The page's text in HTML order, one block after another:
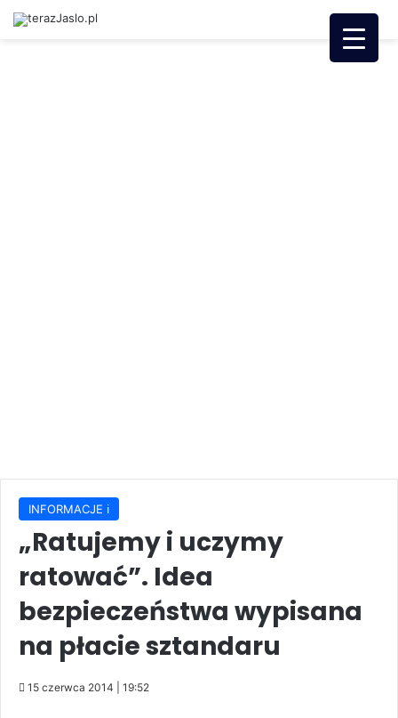
INFORMACJE ℹ️
„Ratujemy i uczymy
ratować”. Idea
bezpieczeństwa wypisana
na płacie sztandaru
15 czerwca 2014 | 19:52